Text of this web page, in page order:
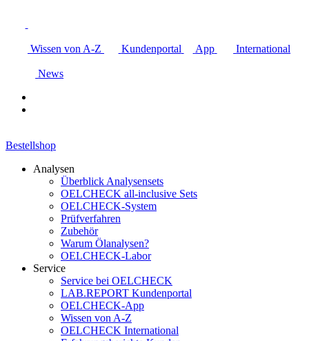
Wissen von A-Z Kundenportal App International
News
Bestellshop
Analysen
Überblick Analysensets
OELCHECK all-inclusive Sets
OELCHECK-System
Prüfverfahren
Zubehör
Warum Ölanalysen?
OELCHECK-Labor
Service
Service bei OELCHECK
LAB.REPORT Kundenportal
OELCHECK-App
Wissen von A-Z
OELCHECK International